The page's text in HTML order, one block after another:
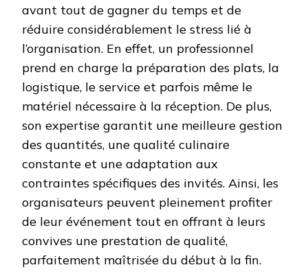
avant tout de gagner du temps et de
réduire considérablement le stress lié à
l’organisation. En effet, un professionnel
prend en charge la préparation des plats, la
logistique, le service et parfois même le
matériel nécessaire à la réception. De plus,
son expertise garantit une meilleure gestion
des quantités, une qualité culinaire
constante et une adaptation aux
contraintes spécifiques des invités. Ainsi, les
organisateurs peuvent pleinement profiter
de leur événement tout en offrant à leurs
convives une prestation de qualité,
parfaitement maîtrisée du début à la fin.